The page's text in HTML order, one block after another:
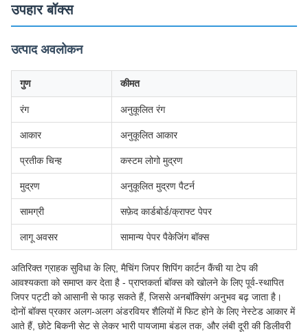
उपहार बॉक्स
उत्पाद अवलोकन
गुण कीमत
रंग अनुकूलित रंग
आकार अनुकूलित आकार
प्रतीक चिन्ह कस्टम लोगो मुद्रण
मुद्रण अनुकूलित मुद्रण पैटर्न
सामग्री सफ़ेद कार्डबोर्ड/क्राफ्ट पेपर
लागू अवसर सामान्य पेपर पैकेजिंग बॉक्स
अतिरिक्त ग्राहक सुविधा के लिए, मैचिंग जिपर शिपिंग कार्टन कैंची या टेप की
आवश्यकता को समाप्त कर देता है - प्राप्तकर्ता बॉक्स को खोलने के लिए पूर्व-स्थापित
जिपर पट्टी को आसानी से फाड़ सकते हैं, जिससे अनबॉक्सिंग अनुभव बढ़ जाता है।
दोनों बॉक्स प्रकार अलग-अलग अंडरवियर शैलियों में फिट होने के लिए नेस्टेड आकार में
आते हैं, छोटे बिकनी सेट से लेकर भारी पायजामा बंडल तक, और लंबी दूरी की डिलीवरी